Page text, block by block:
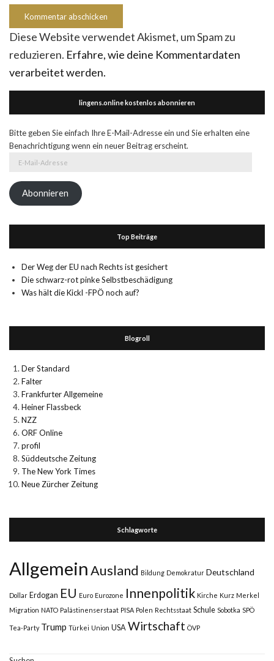
Diese Website verwendet Akismet, um Spam zu
reduzieren. Erfahre, wie deine Kommentardaten
verarbeitet werden.
lingens.online kostenlos abonnieren
Bitte geben Sie einfach Ihre E-Mail-Adresse ein und Sie erhalten eine
Benachrichtigung wenn ein neuer Beitrag erscheint.
Adresse
Abonnieren
Top Beiträge
Der Weg der EU nach Rechts ist gesichert
Die schwarz-rot pinke Selbstbeschädigung
Was hält die Kickl -FPÖ noch auf?
Blogroll
Der Standard
Falter
Frankfurter Allgemeine
Heiner Flassbeck
NZZ
ORF Online
profil
Süddeutsche Zeitung
The New York Times
Neue Zürcher Zeitung
Schlagworte
AllgemeinAusland Bildung Demokratur Deutschland
Dollar Erdogan EU Euro Eurozone Innenpolitik Kirche Kurz Merkel
Migration NATO Palästinenserstaat PISA Polen Rechtsstaat Schule Sobotka SPÖ
Tea-Party Trump Türkei Union USA Wirtschaft ÖVP